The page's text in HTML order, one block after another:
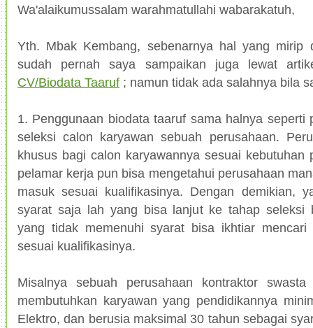
Wa'alaikumussalam warahmatullahi wabarakatuh,
Yth. Mbak Kembang, sebenarnya hal yang mirip
sudah pernah saya sampaikan juga lewat
CV/Biodata Taaruf ; namun tidak ada salahnya bila
1. Penggunaan biodata taaruf sama halnya seperti
seleksi calon karyawan sebuah perusahaan.
khusus bagi calon karyawannya sesuai kebutuhan
pelamar kerja pun bisa mengetahui perusahaan
masuk sesuai kualifikasinya. Dengan demikian,
syarat saja lah yang bisa lanjut ke tahap seleksi
yang tidak memenuhi syarat bisa ikhtiar mencari
sesuai kualifikasinya.
Misalnya sebuah perusahaan kontraktor
membutuhkan karyawan yang pendidikannya
Elektro, dan berusia maksimal 30 tahun sebagai